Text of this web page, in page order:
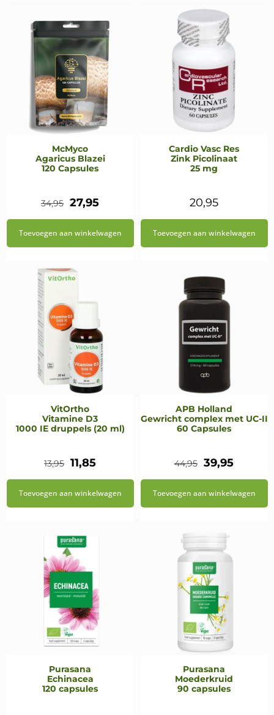
McMyco
Agaricus Blazei
120 Capsules
34,95 Oorspronkelijke
prijs
27,95Huidige
prijs
is:
Toevoegen aan winkelwagen
Cardio Vasc Res
Zink Picolinaat
25 mg
20,95
Toevoegen aan winkelwagen
VitOrtho
Vitamine D3
1000 IE druppels (20 ml)
13,95 Oorspronkelijke
prijs
11,85Huidige
prijs
Toevoegen aan winkelwagen
APB Holland
Gewricht complex met UC-II
60 Capsules
44,95
prijs
39,95
prijs
is:
Toevoegen aan winkelwagen
Purasana
Echinacea
120 capsules
Purasana
Moederkruid
90 capsules